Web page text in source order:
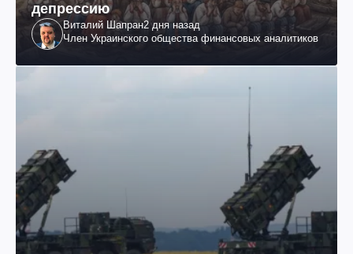
депрессию
Виталий Шапран2 дня назад
Член Украинского общества финансовых аналитиков